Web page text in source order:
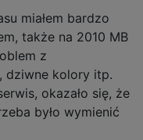
miałem bardzo
także na 2010 MB
z
dziwne kolory itp.
okazało się, że
było wymienić